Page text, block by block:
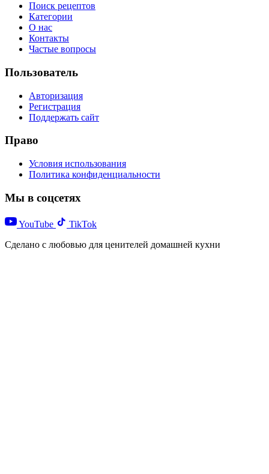
Поиск рецептов
Категории
О нас
Контакты
Частые вопросы
Пользователь
Авторизация
Регистрация
Поддержать сайт
Право
Условия использования
Политика конфиденциальности
Мы в соцсетях
YouTube
TikTok
Сделано с любовью для ценителей домашней кухни